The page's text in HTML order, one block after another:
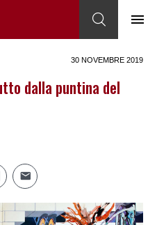
30 NOVEMBRE 2019
dalla puntina del